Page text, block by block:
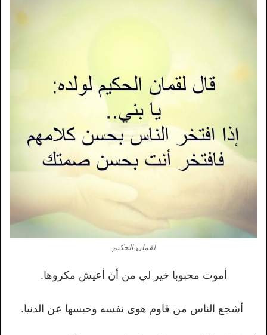
لقمان الحكيم
أموت محبوبا خير لي من أن أعيش مكروها.
أشجع الناس من قاوم هوى نفسه وحبسها عن الدنيا.